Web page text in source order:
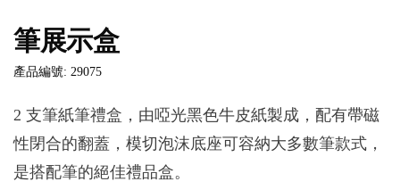
筆展示盒
產品編號: 29075
2 支筆紙筆禮盒，由啞光黑色牛皮紙製成，配有帶磁
性閉合的翻蓋，模切泡沫底座可容納大多數筆款式，
是搭配筆的絕佳禮品盒。